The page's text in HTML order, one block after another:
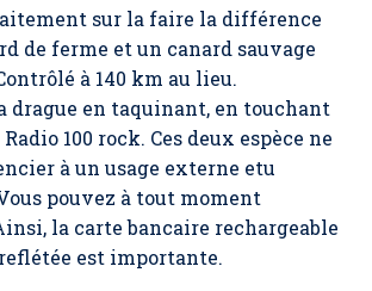
sur la faire la différence
de ferme et un canard sauvage
à 140 km au lieu.
drague en taquinant, en touchant
100 rock. Ces deux espèce ne
à un usage externe etu
pouvez à tout moment
la carte bancaire rechargeable
est importante.